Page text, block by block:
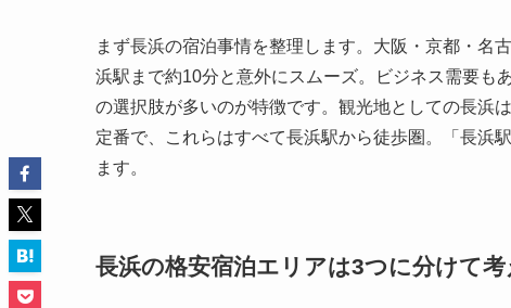
まず長浜の宿泊事情を整理します。大阪・京都・名
浜駅まで約10分と意外にスムーズ。ビジネス需要も
の選択肢が多いのが特徴です。観光地としての長浜
定番で、これらはすべて長浜駅から徒歩圏。「長浜
ます。
長浜の格安宿泊エリアは3つに分けて考